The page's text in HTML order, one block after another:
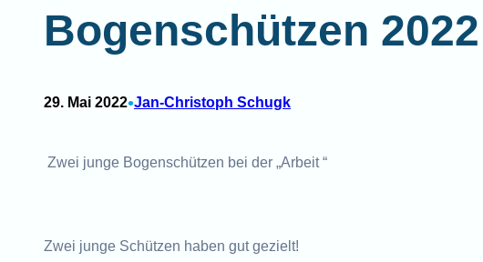
Bogenschützen 2022
29. Mai 2022•Jan-Christoph Schugk
Zwei junge Bogenschützen bei der „Arbeit “
Zwei junge Schützen haben gut gezielt!